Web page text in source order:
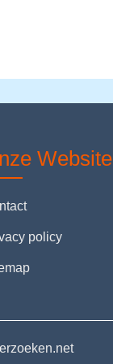
Website
policy